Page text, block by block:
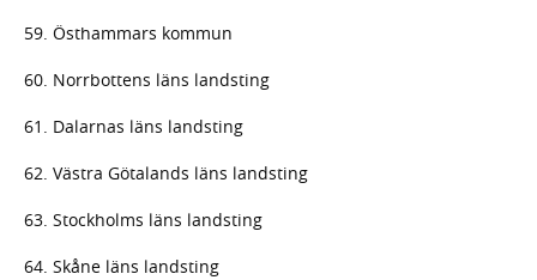
59. Östhammars kommun
60. Norrbottens läns landsting
61. Dalarnas läns landsting
62. Västra Götalands läns landsting
63. Stockholms läns landsting
64. Skåne läns landsting